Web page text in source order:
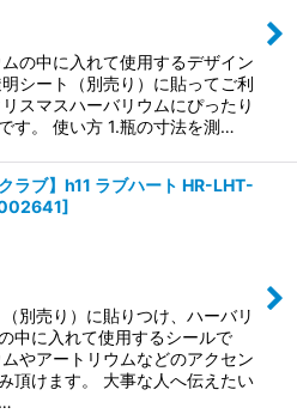
の中に入れて使用するデザイン
シート（別売り）に貼ってご利
スマスハーバリウムにぴったり
す。 使い方 1.瓶の寸法を測…
ラブ】h11 ラブハート HR-LHT-
]
別売り）に貼りつけ、ハーバリ
中に入れて使用するシールで
やアートリウムなどのアクセン
頂けます。 大事な人へ伝えたい